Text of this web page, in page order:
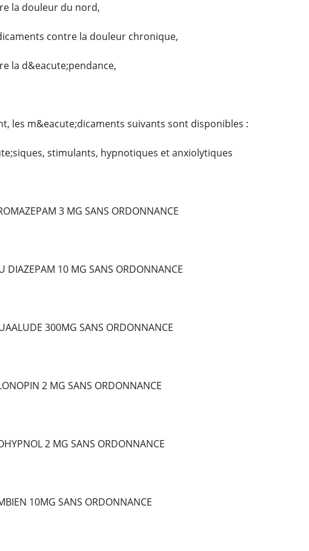
la douleur du nord,
contre la douleur chronique,
la d&eacute;pendance,
les m&eacute;dicaments suivants sont disponibles :
stimulants, hypnotiques et anxiolytiques
3 MG SANS ORDONNANCE
DIAZEPAM 10 MG SANS ORDONNANCE
300MG SANS ORDONNANCE
2 MG SANS ORDONNANCE
2 MG SANS ORDONNANCE
10MG SANS ORDONNANCE